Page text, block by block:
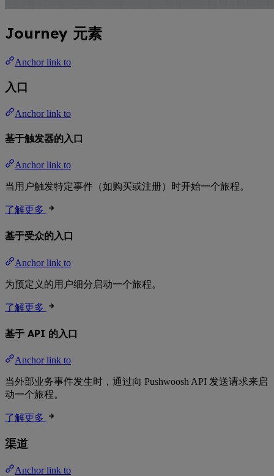
Journey 元素
Anchor link to
入口
Anchor link to
基于触发器的入口
Anchor link to
当用户触发特定事件（如购买或注册）时开始一个旅程。
了解更多
基于受众的入口
Anchor link to
为预定义的用户细分启动一个旅程。
了解更多
基于 API 的入口
Anchor link to
当外部业务事件发生时，通过向 Pushwoosh API 发送请求来启
动一个旅程。
了解更多
渠道
Anchor link to